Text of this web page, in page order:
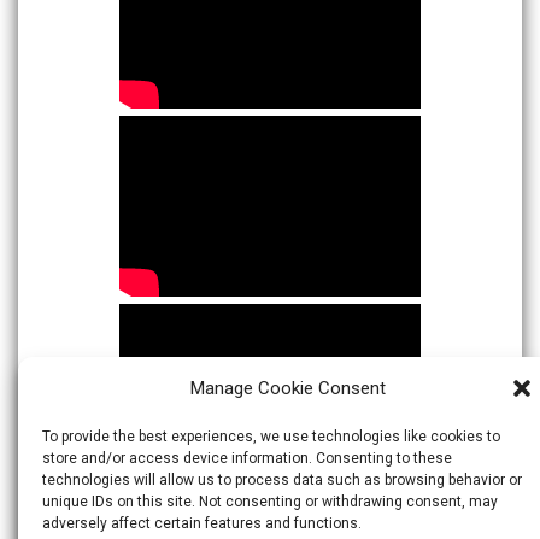
Manage Cookie Consent
To provide the best experiences, we use technologies like cookies to
store and/or access device information. Consenting to these
technologies will allow us to process data such as browsing behavior or
unique IDs on this site. Not consenting or withdrawing consent, may
adversely affect certain features and functions.